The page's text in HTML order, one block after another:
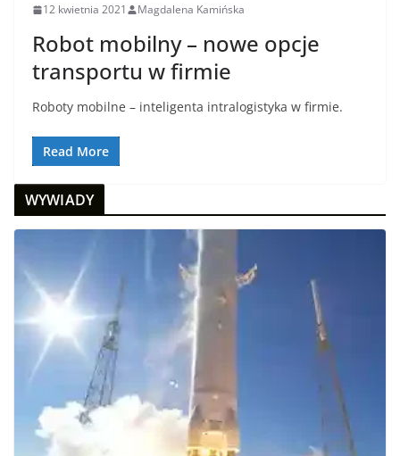
12 kwietnia 2021 Magdalena Kamińska
Robot mobilny – nowe opcje
transportu w firmie
Roboty mobilne – inteligenta intralogistyka w firmie.
Read More
WYWIADY